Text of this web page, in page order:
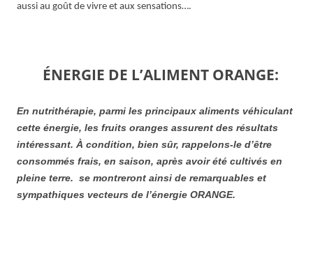
aussi au goût de vivre et aux sensations….
ÉNERGIE DE L’ALIMENT ORANGE:
En nutrithérapie, parmi les principaux aliments véhiculant
cette énergie, les fruits oranges assurent des résultats
intéressant. À condition, bien sûr, rappelons-le d’être
consommés frais, en saison, après avoir été cultivés en
pleine terre. se montreront ainsi de remarquables et
sympathiques vecteurs de l’énergie ORANGE.